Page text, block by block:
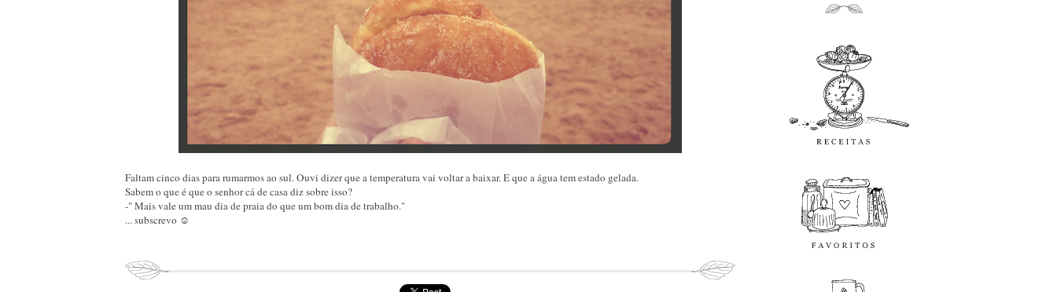
Faltam cinco dias para rumarmos ao sul. Ouvi dizer que a temperatura vai voltar a baixar. E que a água tem estado gelada.
Sabem o que é que o senhor cá de casa diz sobre isso?
-" Mais vale um mau dia de praia do que um bom dia de trabalho."
... subscrevo ☺